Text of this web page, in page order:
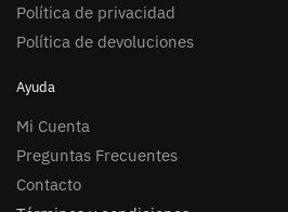
Política de privacidad
Política de devoluciones
Ayuda
Mi Cuenta
Preguntas Frecuentes
Contacto